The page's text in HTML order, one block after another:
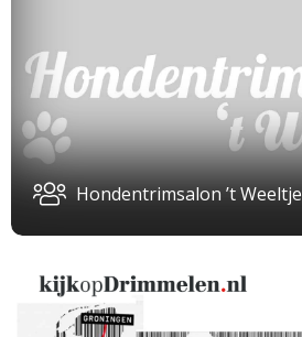
Hondentrimsalon ’t Weeltje